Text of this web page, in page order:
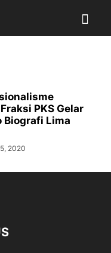
PKS Gelar
Biografi Lima
2020